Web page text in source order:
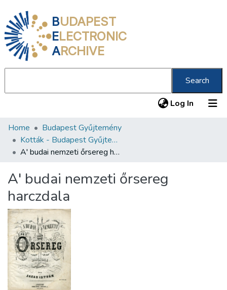
BUDAPEST
ELECTRONIC
ARCHIVE
Search
Log In (current)
Communities & Collections
All of DSpace
About us
Home
Budapest Gyűjtemény
Kották - Budapest Gyűjtemény
A' budai nemzeti őrsereg harczdala
A' budai nemzeti őrsereg
harczdala